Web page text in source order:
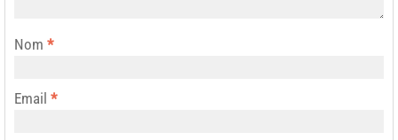
Nom *
Email *